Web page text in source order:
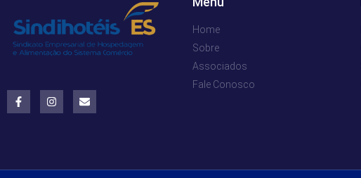
Home
Sobre
Associados
Fale Conosco